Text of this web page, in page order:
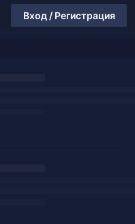
Вход / Регистрация